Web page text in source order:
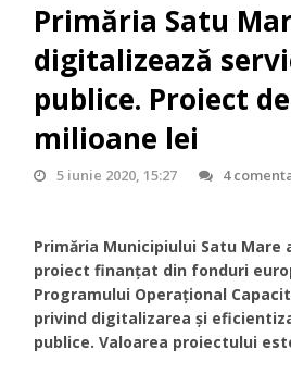
Primăria Satu
digitalizează
publice. Proiect
milioane lei
5 iunie 2020, 15:27 4
Primăria Municipiului Satu Mare
proiect finanțat din fonduri
Programului Operațional
privind digitalizarea și
publice. Valoarea proiectului